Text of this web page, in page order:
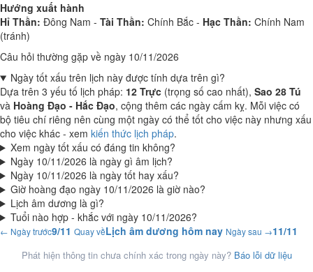
Hướng xuất hành
Hỉ Thần: Đông Nam - Tài Thần: Chính Bắc - Hạc Thần: Chính Nam
(tránh)
Câu hỏi thường gặp về ngày 10/11/2026
Ngày tốt xấu trên lịch này được tính dựa trên gì?
Dựa trên 3 yếu tố lịch pháp: 12 Trực (trọng số cao nhất), Sao 28 Tú
và Hoàng Đạo - Hắc Đạo, cộng thêm các ngày cấm kỵ. Mỗi việc có
bộ tiêu chí riêng nên cùng một ngày có thể tốt cho việc này nhưng xấu
cho việc khác - xem kiến thức lịch pháp.
Xem ngày tốt xấu có đáng tin không?
Ngày 10/11/2026 là ngày gì âm lịch?
Ngày 10/11/2026 là ngày tốt hay xấu?
Giờ hoàng đạo ngày 10/11/2026 là giờ nào?
Lịch âm dương là gì?
Tuổi nào hợp - khắc với ngày 10/11/2026?
← Ngày trước9/11 Quay vềLịch âm dương hôm nay Ngày sau →11/11
Phát hiện thông tin chưa chính xác trong ngày này? Báo lỗi dữ liệu